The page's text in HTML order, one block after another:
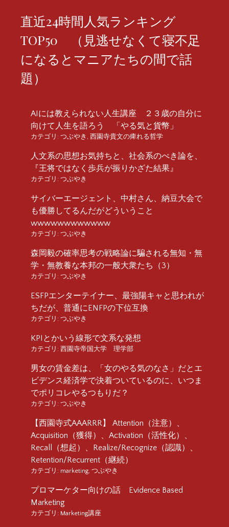
直近24時間人気ランキング
TOP50 （見逃せなくて寝不足
になるとマニアたちの間で話
題）
AIには教えられない人生講座 ２３歳の自分に
向けて人生を語ろう 「やる気と貨幣」
カテゴリ: つぶやき , 西園寺貴文の痺れる哲学
人文系の思想お気持ちと、社会系のべき論を、
『王将ではなく歩兵が振りかざた結果』
カテゴリ: つぶやき
サイバーエージェント、中村さん、納豆大会で
も優勝してるんだがどういうこと
wwwwwwwwwwww
カテゴリ: つぶやき
森岡毅の確率思考の戦略論に騙される無知・無
学・無教養な本邦の一般大衆たち（3）
カテゴリ: つぶやき
ESFPエンターテイナー、最強陽キャと思われが
ちだが、普通にENFPの下位互換
カテゴリ: つぶやき
KPIとかいう線形で文系な発想
カテゴリ: 西園寺帝国大学 理学部
男女の賃金差は、「女のやる気のなさ」だとエ
ビデンス経済学で決着ついているのに、いつま
でポリコレやるつもりだ？
カテゴリ: つぶやき
【西園寺式AAARRR】 Attention（注意）、
Acquisition（獲得）、Activation（活性化）、
Recall（想起）、Realize/Recognize（認識）、
Retention/Recurrent（継続）
カテゴリ: marketing, つぶやき
プロマーケター向けの話 Evidence Based
Marketing
カテゴリ: Marketing講座